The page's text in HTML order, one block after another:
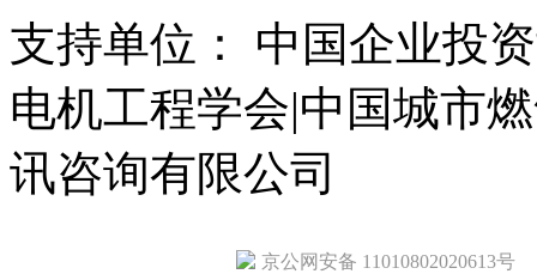
支持单位： 中国企业投
电机工程学会|中国城市
讯咨询有限公司
京公网安备 11010802020613号